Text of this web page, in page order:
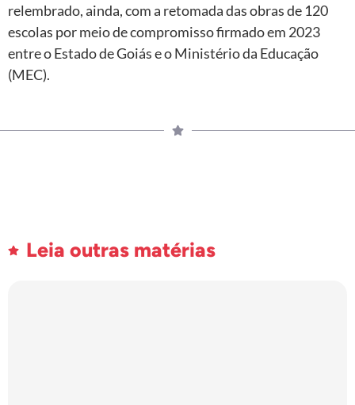
relembrado, ainda, com a retomada das obras de 120
escolas por meio de compromisso firmado em 2023
entre o Estado de Goiás e o Ministério da Educação
(MEC).
Leia outras matérias